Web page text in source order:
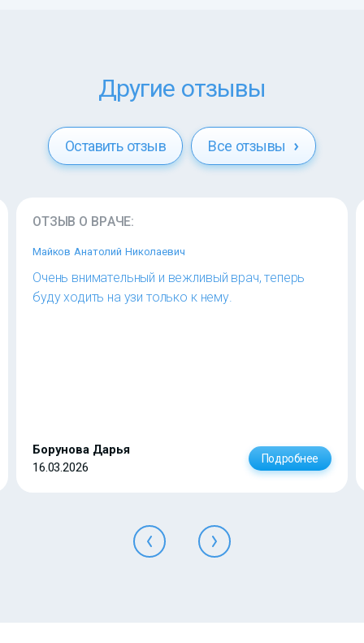
Другие отзывы
Оставить отзыв Все отзывы
ОТЗЫВ О ВРАЧЕ:
Майков Анатолий Николаевич
Очень внимательный и вежливый врач, теперь
буду ходить на узи только к нему.
Борунова Дарья
16.03.2026
Подробнее